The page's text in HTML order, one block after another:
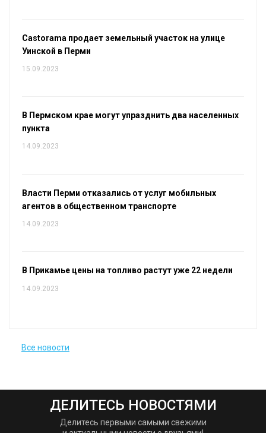
Castorama продает земельный участок на улице
Уинской в Перми
15.09.2023
В Пермском крае могут упразднить два населенных
пункта
14.09.2023
Власти Перми отказались от услуг мобильных
агентов в общественном транспорте
14.09.2023
В Прикамье цены на топливо растут уже 22 недели
14.09.2023
Все новости
ДЕЛИТЕСЬ НОВОСТЯМИ
Делитесь первыми самыми свежими